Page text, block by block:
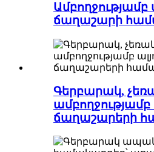
ճաղաշարի
Գերբարակ,
ամբողջությամբ
ճաղաշարերի